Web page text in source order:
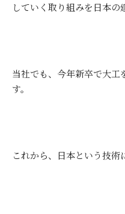
していく取り組みを日本の
当社でも、今年新卒で大工
す。
これから、日本という技